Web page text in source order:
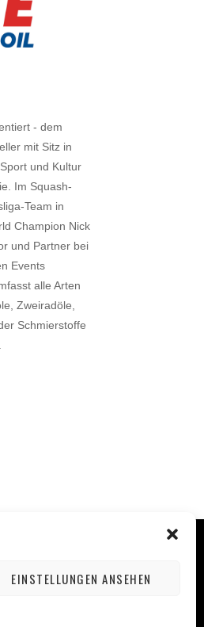
EINSTELLUNGEN ANSEHEN
- dem
mit Sitz in
und Kultur
Im Squash-
Team in
Champion Nick
und Partner bei
Events
alle Arten
Zweiradöle,
Schmierstoffe